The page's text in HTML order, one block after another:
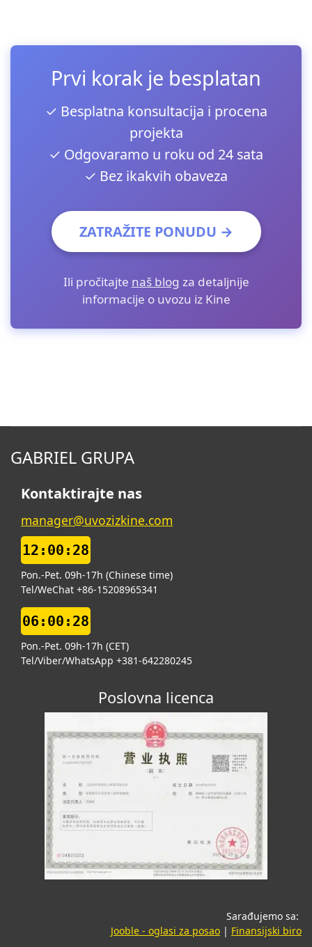
Prvi korak je besplatan
✓ Besplatna konsultacija i procena
projekta
✓ Odgovaramo u roku od 24 sata
✓ Bez ikakvih obaveza
ZATRAŽITE PONUDU →
Ili pročitajte naš blog za detaljnije
informacije o uvozu iz Kine
GABRIEL GRUPA
Kontaktirajte nas
manager@uvozizkine.com
12:00:29
Pon.-Pet. 09h-17h (Chinese time)
Tel/WeChat +86-15208965341
06:00:29
Pon.-Pet. 09h-17h (CET)
Tel/Viber/WhatsApp +381-642280245
Poslovna licenca
Sarađujemo sa:
Jooble - oglasi za posao(opens in a new
| Finansijski biro